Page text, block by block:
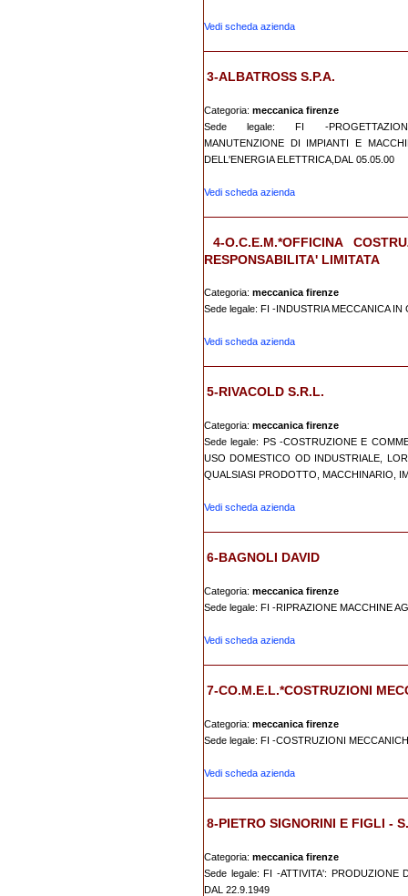
Vedi scheda azienda
3-ALBATROSS S.P.A.
Categoria: meccanica firenze
Sede legale: FI -
MANUTENZIONE DI IMPIANTI E
DELL'ENERGIA ELETTRICA,DAL 05.05.00
Vedi scheda azienda
4-O.C.E.M.*OFFICINA
RESPONSABILITA' LIMITATA
Categoria: meccanica firenze
Sede legale: FI -INDUSTRIA MECCANICA IN
Vedi scheda azienda
5-RIVACOLD S.R.L.
Categoria: meccanica firenze
Sede legale: PS -COSTRUZIONE E
USO DOMESTICO OD INDUSTRIALE,
QUALSIASI PRODOTTO, MACCHINARIO,
Vedi scheda azienda
6-BAGNOLI DAVID
Categoria: meccanica firenze
Sede legale: FI -RIPRAZIONE MACCHINE
Vedi scheda azienda
7-CO.M.E.L.*COSTRUZIONI
Categoria: meccanica firenze
Sede legale: FI -COSTRUZIONI
Vedi scheda azienda
8-PIETRO SIGNORINI E FIGLI -
Categoria: meccanica firenze
Sede legale: FI -ATTIVITA': PRODUZIONE
DAL 22.9.1949